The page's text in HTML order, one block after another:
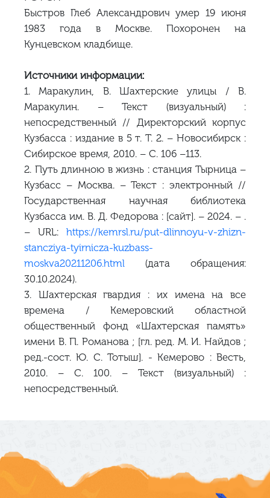
Быстров Глеб Александрович умер 19 июня
1983 года в Москве. Похоронен на
Кунцевском кладбище.
Источники информации:
1. Маракулин, В. Шахтерские улицы / В.
Маракулин. – Текст (визуальный) :
непосредственный // Директорский корпус
Кузбасса : издание в 5 т. Т. 2. – Новосибирск :
Сибирское время, 2010. – С. 106 –113.
2. Путь длинною в жизнь : станция Тырница –
Кузбасс – Москва. – Текст : электронный //
Государственная научная библиотека
Кузбасса им. В. Д. Федорова : [сайт]. – 2024. – .
– URL: https://kemrsl.ru/put-dlinnoyu-v-zhizn-
stancziya-tyirnicza-kuzbass-
moskva20211206.html (дата обращения:
30.10.2024).
3. Шахтерская гвардия : их имена на все
времена / Кемеровский областной
общественный фонд «Шахтерская память»
имени В. П. Романова ; [гл. ред. М. И. Найдов ;
ред.-сост. Ю. С. Тотыш]. - Кемерово : Весть,
2010. – С. 100. – Текст (визуальный) :
непосредственный.